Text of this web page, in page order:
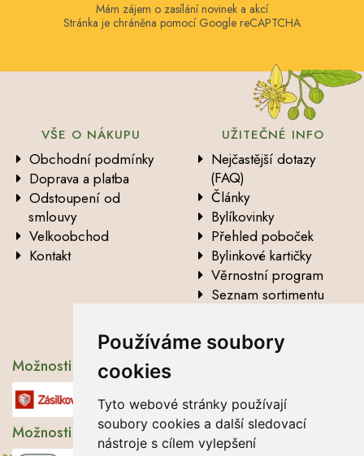
Používáme soubory
cookies
Tyto webové stránky používají
soubory cookies a další sledovací
nástroje s cílem vylepšení
Mám zájem o zasílání novinek a akcí
Stránka je chráněna pomocí Google reCAPTCHA
VŠE O NÁKUPU
Obchodní podmínky
Doprava a platba
Odstoupení od
smlouvy
Velkoobchod
Kontakt
UŽITEČNÉ INFO
Nejčastější dotazy
(FAQ)
Články
Bylíkovinky
Přehled poboček
Bylinkové kartičky
Věrnostní program
Seznam sortimentu
údajů
Možnosti dopravy
Možnosti platby